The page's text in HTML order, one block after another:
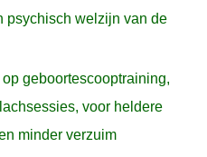
psychisch welzijn van de
geboortescooptraining,
voor heldere
minder verzuim